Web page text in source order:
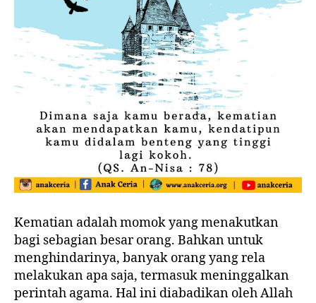
Kematian adalah momok yang menakutkan
bagi sebagian besar orang. Bahkan untuk
menghindarinya, banyak orang yang rela
melakukan apa saja, termasuk meninggalkan
perintah agama. Hal ini diabadikan oleh Allah